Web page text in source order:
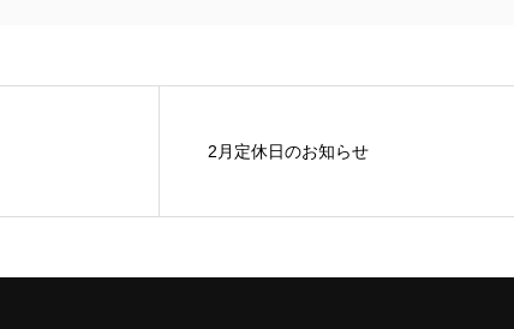
2月定休日のお知らせ